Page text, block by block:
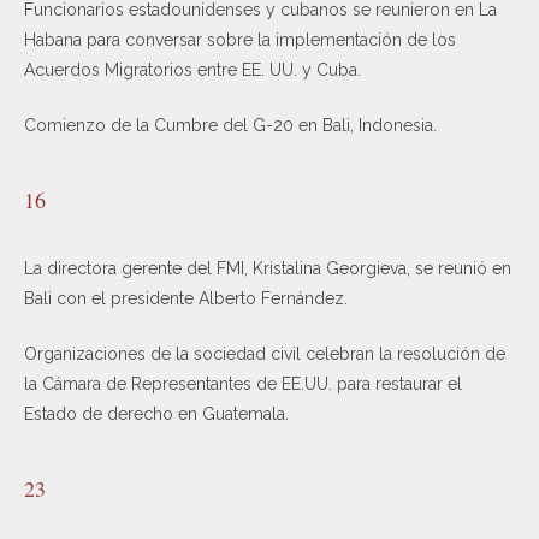
Funcionarios estadounidenses y cubanos se reunieron en La
Habana para conversar sobre la implementación de los
Acuerdos Migratorios entre EE. UU. y Cuba.
Comienzo de la Cumbre del G-20 en Bali, Indonesia.
16
La directora gerente del FMI, Kristalina Georgieva, se reunió en
Bali con el presidente Alberto Fernández.
Organizaciones de la sociedad civil celebran la resolución de
la Cámara de Representantes de EE.UU. para restaurar el
Estado de derecho en Guatemala.
23